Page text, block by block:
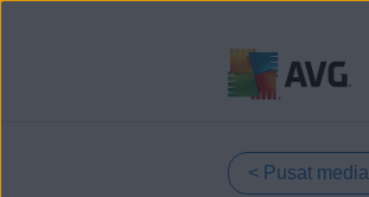
kandungan
Pusat media